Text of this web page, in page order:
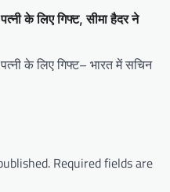
के लिए गिफ्ट, सीमा हैदर ने
के लिए गिफ्ट– भारत में सचिन
Required fields are